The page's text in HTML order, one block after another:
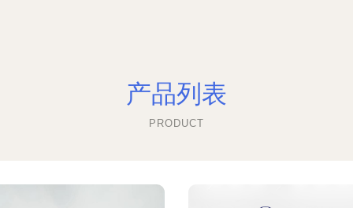
产品列表
PRODUCT